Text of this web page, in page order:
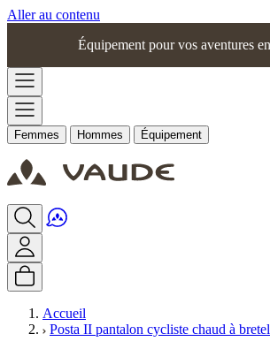
Aller au contenu
Équipement pour vos aventures
Femmes Hommes Équipement
Accueil
Posta II pantalon cycliste chaud à